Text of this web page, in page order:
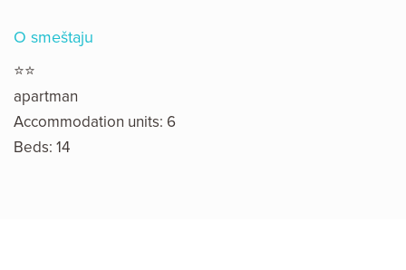
O smeštaju
⭐⭐
apartman
Accommodation units: 6
Beds: 14